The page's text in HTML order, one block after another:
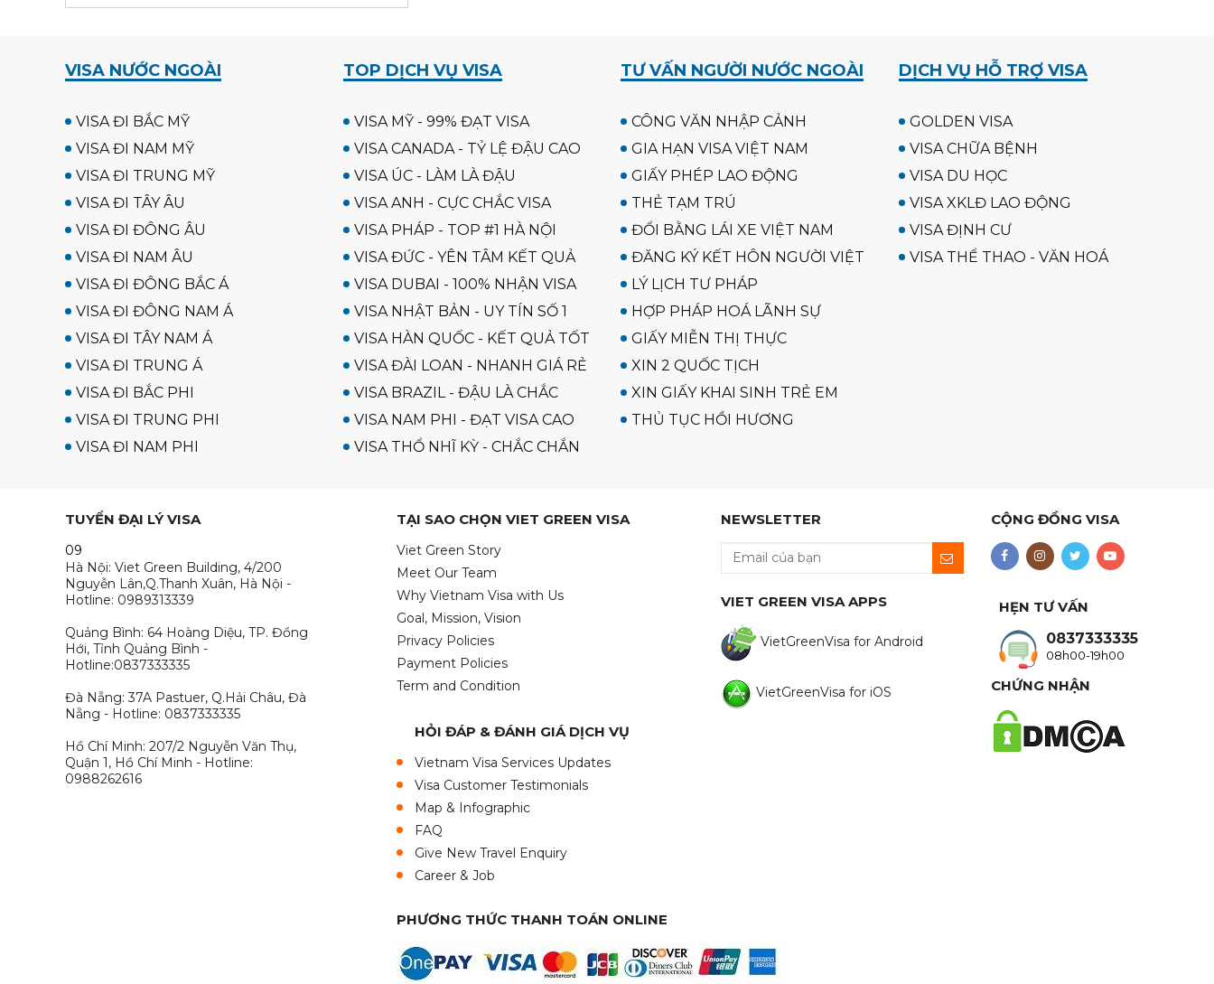
VISA NƯỚC NGOÀI
VISA ĐI BẮC MỸ
VISA ĐI NAM MỸ
VISA ĐI TRUNG MỸ
VISA ĐI TÂY ÂU
VISA ĐI ĐÔNG ÂU
VISA ĐI NAM ÂU
VISA ĐI ĐÔNG BẮC Á
VISA ĐI ĐÔNG NAM Á
VISA ĐI TÂY NAM Á
VISA ĐI TRUNG Á
VISA ĐI BẮC PHI
VISA ĐI TRUNG PHI
VISA ĐI NAM PHI
TOP DỊCH VỤ VISA
VISA MỸ - 99% ĐẠT VISA
VISA CANADA - TỶ LỆ ĐẬU CAO
VISA ÚC - LÀM LÀ ĐẬU
VISA ANH - CỰC CHẮC VISA
VISA PHÁP - TOP #1 HÀ NỘI
VISA ĐỨC - YÊN TÂM KẾT QUẢ
VISA DUBAI - 100% NHẬN VISA
VISA NHẬT BẢN - UY TÍN SỐ 1
VISA HÀN QUỐC - KẾT QUẢ TỐT
VISA ĐÀI LOAN - NHANH GIÁ RẺ
VISA BRAZIL - ĐẬU LÀ CHẮC
VISA NAM PHI - ĐẠT VISA CAO
VISA THỔ NHĨ KỲ - CHẮC CHẮN
TƯ VẤN NGƯỜI NƯỚC NGOÀI
CÔNG VĂN NHẬP CẢNH
GIA HẠN VISA VIỆT NAM
GIẤY PHÉP LAO ĐỘNG
THẺ TẠM TRÚ
ĐỔI BẰNG LÁI XE VIỆT NAM
ĐĂNG KÝ KẾT HÔN NGƯỜI VIỆT
LÝ LỊCH TƯ PHÁP
HỢP PHÁP HOÁ LÃNH SỰ
GIẤY MIỄN THỊ THỰC
XIN 2 QUỐC TỊCH
XIN GIẤY KHAI SINH TRẺ EM
THỦ TỤC HỒI HƯƠNG
DỊCH VỤ HỖ TRỢ VISA
GOLDEN VISA
VISA CHỮA BỆNH
VISA DU HỌC
VISA XKLĐ LAO ĐỘNG
VISA ĐỊNH CƯ
VISA THỂ THAO - VĂN HOÁ
TUYỂN ĐẠI LÝ VISA
09
Hà Nội: Viet Green Building, 4/200
Nguyễn Lân,Q.Thanh Xuân, Hà Nội -
Hotline: 0989313339
Quảng Bình: 64 Hoàng Diệu, TP. Đồng
Hới, Tỉnh Quảng Bình -
Hotline:0837333335
Đà Nẵng: 37A Pastuer, Q.Hải Châu, Đà
Nẵng - Hotline: 0837333335
Hồ Chí Minh: 207/2 Nguyễn Văn Thụ,
Quận 1, Hồ Chí Minh - Hotline:
0988262616
TẠI SAO CHỌN VIET GREEN VISA
Viet Green Story
Meet Our Team
Why Vietnam Visa with Us
Goal, Mission, Vision
Privacy Policies
Payment Policies
Term and Condition
HỎI ĐÁP & ĐÁNH GIÁ DỊCH VỤ
Vietnam Visa Services Updates
Visa Customer Testimonials
Map & Infographic
FAQ
Give New Travel Enquiry
Career & Job
NEWSLETTER
VIET GREEN VISA APPS
VietGreenVisa for Android
VietGreenVisa for iOS
PHƯƠNG THỨC THANH TOÁN ONLINE
CỘNG ĐỒNG VISA
HẸN TƯ VẤN
0837333335
08h00-19h00
CHỨNG NHẬN